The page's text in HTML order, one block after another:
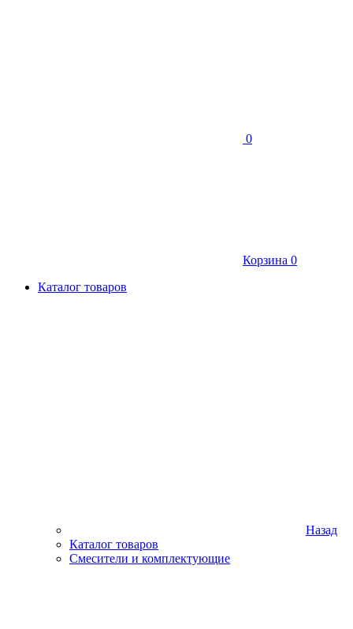
0
Корзина 0
Каталог товаров
Назад
Каталог товаров
Смесители и комплектующие